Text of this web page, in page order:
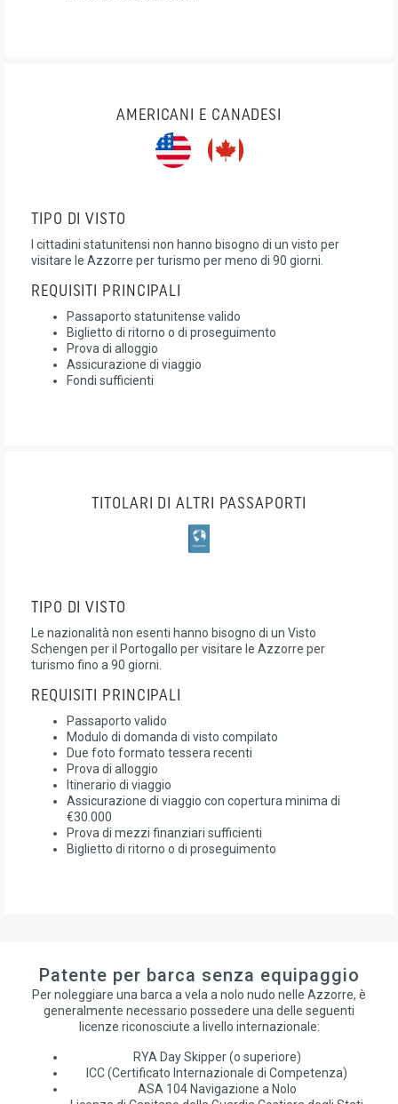
AMERICANI E CANADESI
TIPO DI VISTO
I cittadini statunitensi non hanno bisogno di un visto per
visitare le Azzorre per turismo per meno di 90 giorni.
REQUISITI PRINCIPALI
Passaporto statunitense valido
Biglietto di ritorno o di proseguimento
Prova di alloggio
Assicurazione di viaggio
Fondi sufficienti
TITOLARI DI ALTRI PASSAPORTI
TIPO DI VISTO
Le nazionalità non esenti hanno bisogno di un Visto
Schengen per il Portogallo per visitare le Azzorre per
turismo fino a 90 giorni.
REQUISITI PRINCIPALI
Passaporto valido
Modulo di domanda di visto compilato
Due foto formato tessera recenti
Prova di alloggio
Itinerario di viaggio
Assicurazione di viaggio con copertura minima di
€30.000
Prova di mezzi finanziari sufficienti
Biglietto di ritorno o di proseguimento
Patente per barca senza equipaggio
Per noleggiare una barca a vela a nolo nudo nelle Azzorre, è
generalmente necessario possedere una delle seguenti
licenze riconosciute a livello internazionale:
RYA Day Skipper (o superiore)
ICC (Certificato Internazionale di Competenza)
ASA 104 Navigazione a Nolo